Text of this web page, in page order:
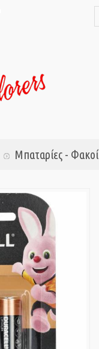
Μπαταρίες - Φακοί